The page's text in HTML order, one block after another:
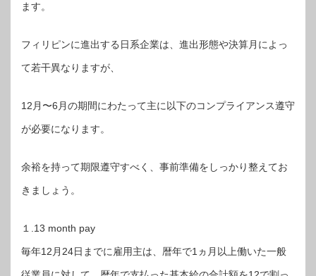
ます。
フィリピンに進出する日系企業は、進出形態や決算月によっ
て若干異なりますが、
12月〜6月の期間にわたって主に以下のコンプライアンス遵守
が必要になります。
余裕を持って期限遵守すべく、事前準備をしっかり整えてお
きましょう。
１.13 month pay
毎年12月24日までに雇用主は、暦年で1ヵ月以上働いた一般